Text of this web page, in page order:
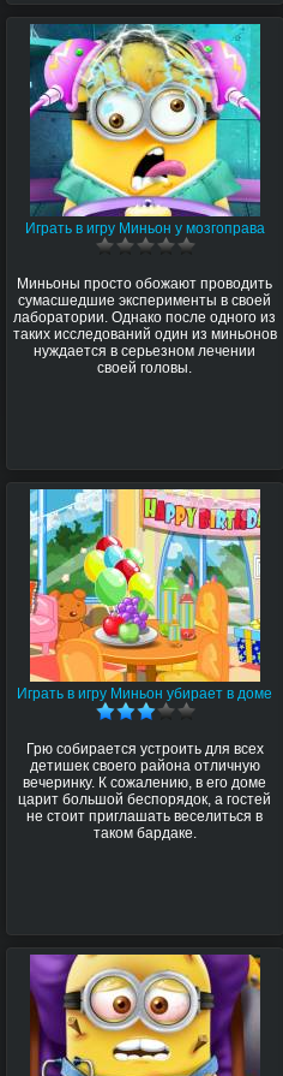
Играть в игру Миньон у мозгоправа
Миньоны просто обожают проводить
сумасшедшие эксперименты в своей
лаборатории. Однако после одного из
таких исследований один из миньонов
нуждается в серьезном лечении
своей головы.
Играть в игру Миньон убирает в доме
Грю собирается устроить для всех
детишек своего района отличную
вечеринку. К сожалению, в его доме
царит большой беспорядок, а гостей
не стоит приглашать веселиться в
таком бардаке.